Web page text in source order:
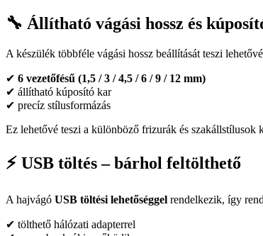
🔧 Állítható vágási hossz és
A készülék többféle vágási hossz beállítását teszi
✔ 6 vezetőfésű (1,5 / 3 / 4,5 / 6 / 9 / 12 mm)
✔ állítható kúposító kar
✔ precíz stílusformázás
Ez lehetővé teszi a különböző frizurák és szakállstílusok
⚡ USB töltés – bárhol feltölthető
A hajvágó USB töltési lehetőséggel rendelkezik, így
✔ tölthető hálózati adapterrel